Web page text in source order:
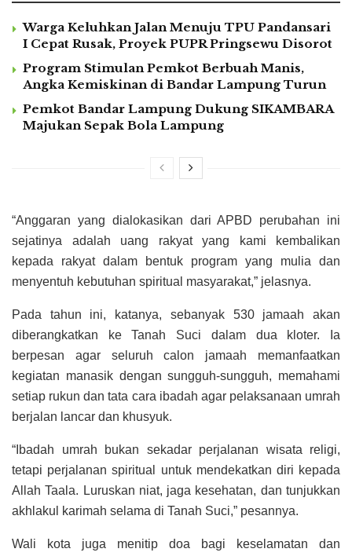
Warga Keluhkan Jalan Menuju TPU Pandansari
I Cepat Rusak, Proyek PUPR Pringsewu Disorot
Program Stimulan Pemkot Berbuah Manis,
Angka Kemiskinan di Bandar Lampung Turun
Pemkot Bandar Lampung Dukung SIKAMBARA
Majukan Sepak Bola Lampung
“Anggaran yang dialokasikan dari APBD perubahan ini
sejatinya adalah uang rakyat yang kami kembalikan
kepada rakyat dalam bentuk program yang mulia dan
menyentuh kebutuhan spiritual masyarakat,” jelasnya.
Pada tahun ini, katanya, sebanyak 530 jamaah akan
diberangkatkan ke Tanah Suci dalam dua kloter. Ia
berpesan agar seluruh calon jamaah memanfaatkan
kegiatan manasik dengan sungguh-sungguh, memahami
setiap rukun dan tata cara ibadah agar pelaksanaan umrah
berjalan lancar dan khusyuk.
“Ibadah umrah bukan sekadar perjalanan wisata religi,
tetapi perjalanan spiritual untuk mendekatkan diri kepada
Allah Taala. Luruskan niat, jaga kesehatan, dan tunjukkan
akhlakul karimah selama di Tanah Suci,” pesannya.
Wali kota juga menitip doa bagi keselamatan dan